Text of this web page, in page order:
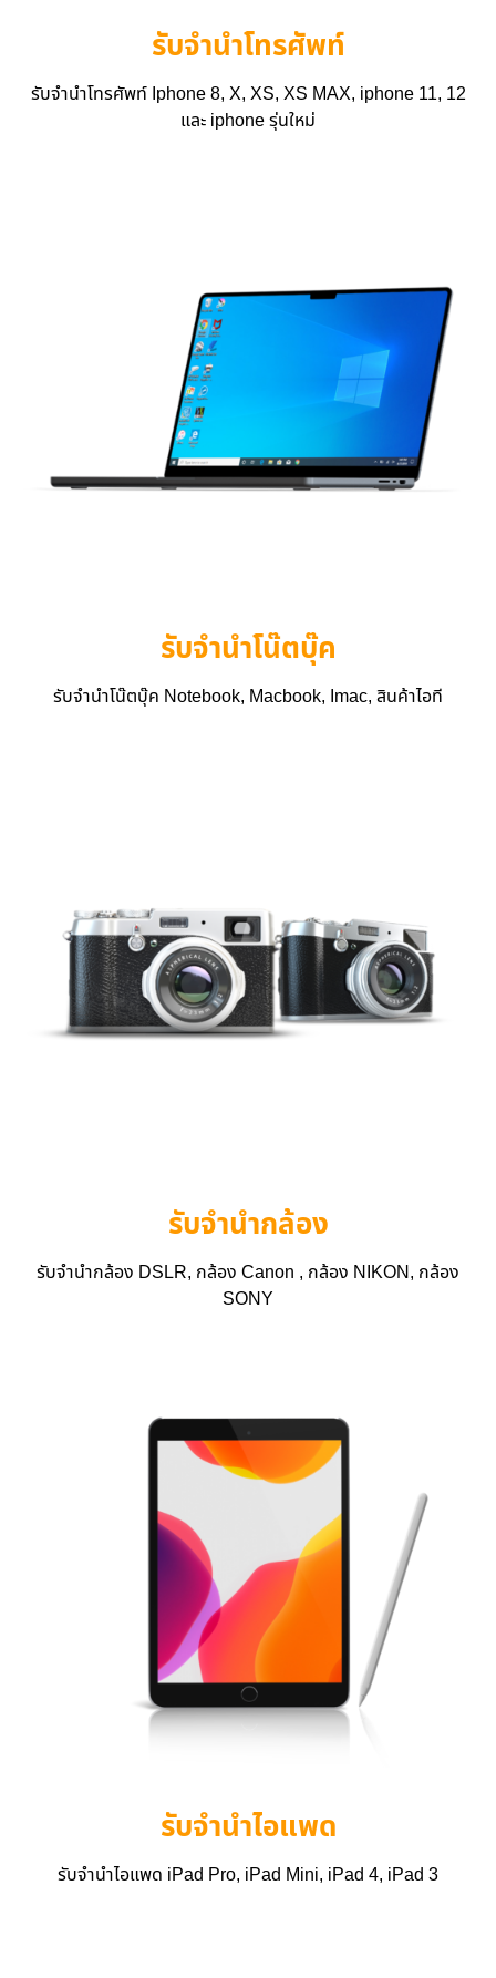
รับจำนำโทรศัพท์
รับจำนำโทรศัพท์ Iphone 8, X, XS, XS MAX, iphone 11, 12
และ iphone รุ่นใหม่
รับจำนำโน๊ตบุ๊ค
รับจำนำโน๊ตบุ๊ค Notebook, Macbook, Imac, สินค้าไอที
รับจำนำกล้อง
รับจำนำกล้อง DSLR, กล้อง Canon , กล้อง NIKON, กล้อง
SONY
รับจำนำไอแพด
รับจำนำไอแพด iPad Pro, iPad Mini, iPad 4, iPad 3